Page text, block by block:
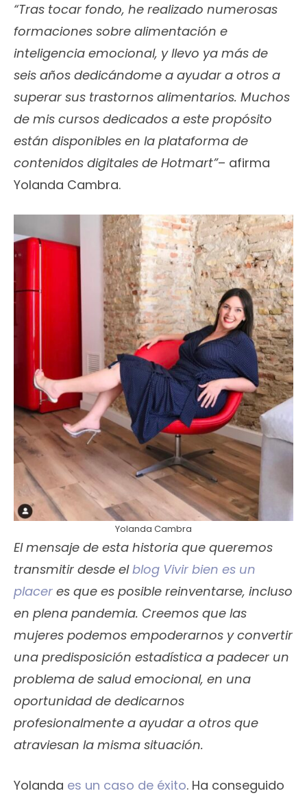
“Tras tocar fondo, he realizado numerosas
formaciones sobre alimentación e
inteligencia emocional, y llevo ya más de
seis años dedicándome a ayudar a otros a
superar sus trastornos alimentarios. Muchos
de mis cursos dedicados a este propósito
están disponibles en la plataforma de
contenidos digitales de Hotmart”– afirma
Yolanda Cambra.
Yolanda Cambra
El mensaje de esta historia que queremos
transmitir desde elblog Vivir bien es un
placer es que es posible reinventarse, incluso
en plena pandemia. Creemos que las
mujeres podemos empoderarnos y convertir
una predisposición estadística a padecer un
problema de salud emocional, en una
oportunidad de dedicarnos
profesionalmente a ayudar a otros que
atraviesan la misma situación.
Yolanda es un caso de éxito. Ha conseguido